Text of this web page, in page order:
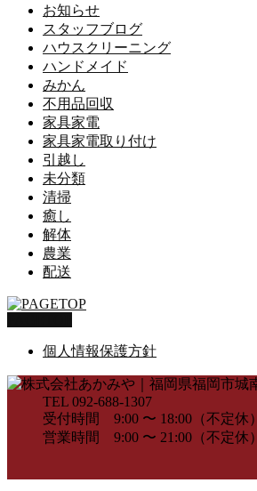
お知らせ
スタッフブログ
ハウスクリーニング
ハンドメイド
みかん
不用品回収
家具家電
家具家電取り付け
引越し
未分類
清掃
癒し
解体
農業
配送
個人情報保護方針
TEL 092-688-1307
受付時間 9:00 〜 18:00（不定休）
営業時間 9:00 〜 21:00（不定休）